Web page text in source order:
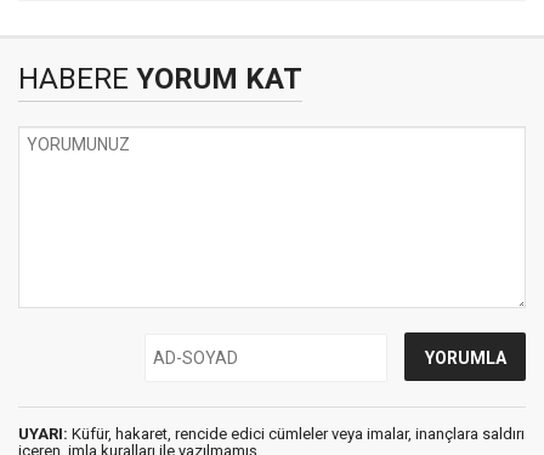
HABERE YORUM KAT
UYARI: Küfür, hakaret, rencide edici cümleler veya imalar, inançlara saldırı
içeren, imla kuralları ile yazılmamış,